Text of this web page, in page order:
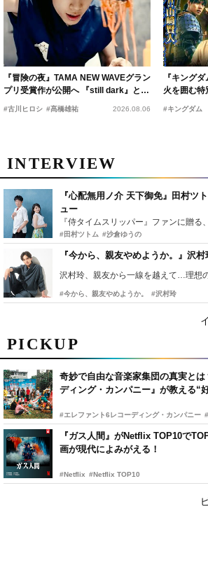
PICKUP
奇妙で自由な音楽家集団の真実と
ディング・カンパニー』が教える“
#エレファント6レコーディング・カンパニー
『ガス人間』がNetflix TOP10で
画が現代によみがえる！
#Netflix #Netflix TOP10
『冒険の夜』TAMA NEW WAVEグラン
プリ受賞作が公開へ 『still dark』と同
時上映決定
#古川ヒロシ #髙橋雄祐 2026.08.06
『キング
火を囲む特
の“キング
#キングダム
INTERVIEW
『心配無用ノ介 天下御免』田村ツ
ュー
#田村ツトム #沙倉ゆうの
『今から、親友やめようか。』沢
沢村玲、親友から一線を越えて…理想
#今から、親友やめようか。 #沢村玲